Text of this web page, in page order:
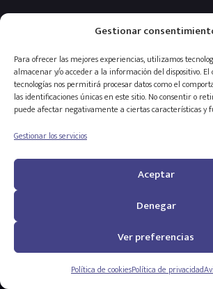
Gestionar
Para ofrecer las mejores experiencias, utilizamos
almacenar y/o acceder a la información del dispositivo.
tecnologías nos permitirá procesar datos como el
las identificaciones únicas en este sitio. No consentir o
puede afectar negativamente a ciertas características y
Gestionar los servicios
Aceptar
Denegar
Ver preferencias
Política de cookiesPolítica de privacidad
Ayudamos a personas con problemas de
Iniciar un tratamiento
Centros en tu provincia
Infórmate y aprende